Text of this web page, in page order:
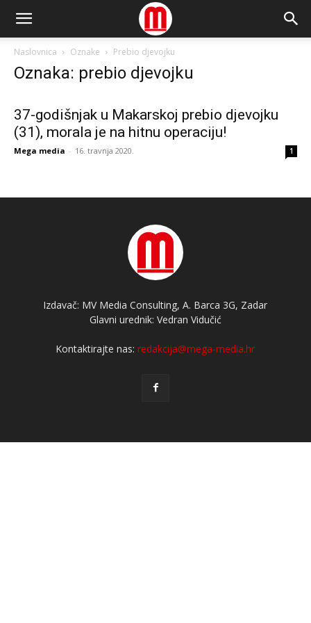
Naslovnica Oznake Prebio djevojku
Oznaka: prebio djevojku
37-godišnjak u Makarskoj prebio djevojku
(31), morala je na hitnu operaciju!
Mega media - 16. travnja 2020. 1
Izdavač: MV Media Consulting, A. Barca 3G, Zadar
Glavni urednik: Vedran Vidučić
Kontaktirajte nas:redakcija@mega-media.hr